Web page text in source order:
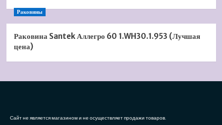
Раковины
Раковина Santek Аллегро 60 1.WH30.1.953 (Лучшая
цена)
Сайт не является магазином и не осуществляет продажи товаров.